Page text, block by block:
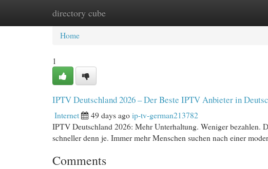
directory cube
Home New Site Listings
Home
1
IPTV Deutschland 2026 – Der Beste IPTV Anbieter in
Internet 49 days agoip-tv-german213782
IPTV Deutschland 2026: Mehr Unterhaltung. Weniger bezahlen.
schneller denn je. Immer mehr Menschen suchen nach einer
Comments